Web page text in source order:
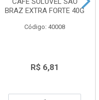
BRAZ EXTRA FORTE 40G
Código: 40008
R$ 6,81